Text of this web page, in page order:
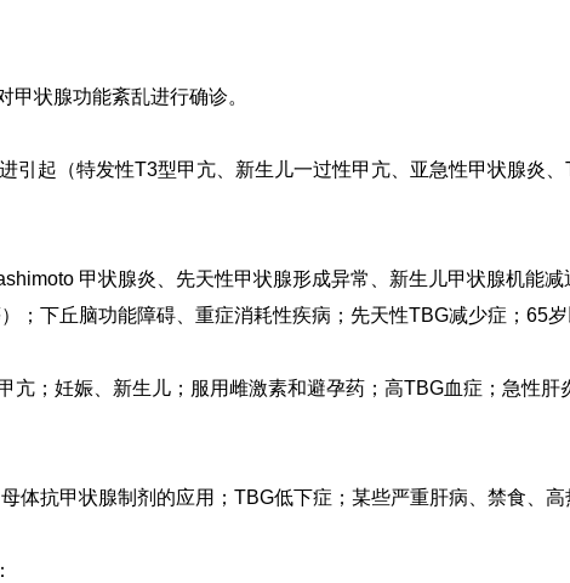
甲状腺功能紊乱进行确诊。
引起（特发性T3型甲亢、新生儿一过性甲亢、亚急性甲状腺炎
甲状腺炎、先天性甲状腺形成异常、新生儿甲状腺机能
；下丘脑功能障碍、重症消耗性疾病；先天性TBG减少症；65岁
亢；妊娠、新生儿；服用雌激素和避孕药；高TBG血症；急性
体抗甲状腺制剂的应用；TBG低下症；某些严重肝病、禁食、高